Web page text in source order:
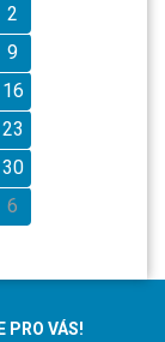
2
9
16
23
30
6
PRO VÁS!